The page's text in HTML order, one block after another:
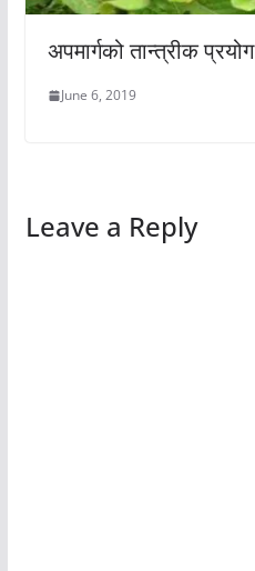
अपमार्गको तान्त्रीक प्रयोग
June 6, 2019
Leave a Reply